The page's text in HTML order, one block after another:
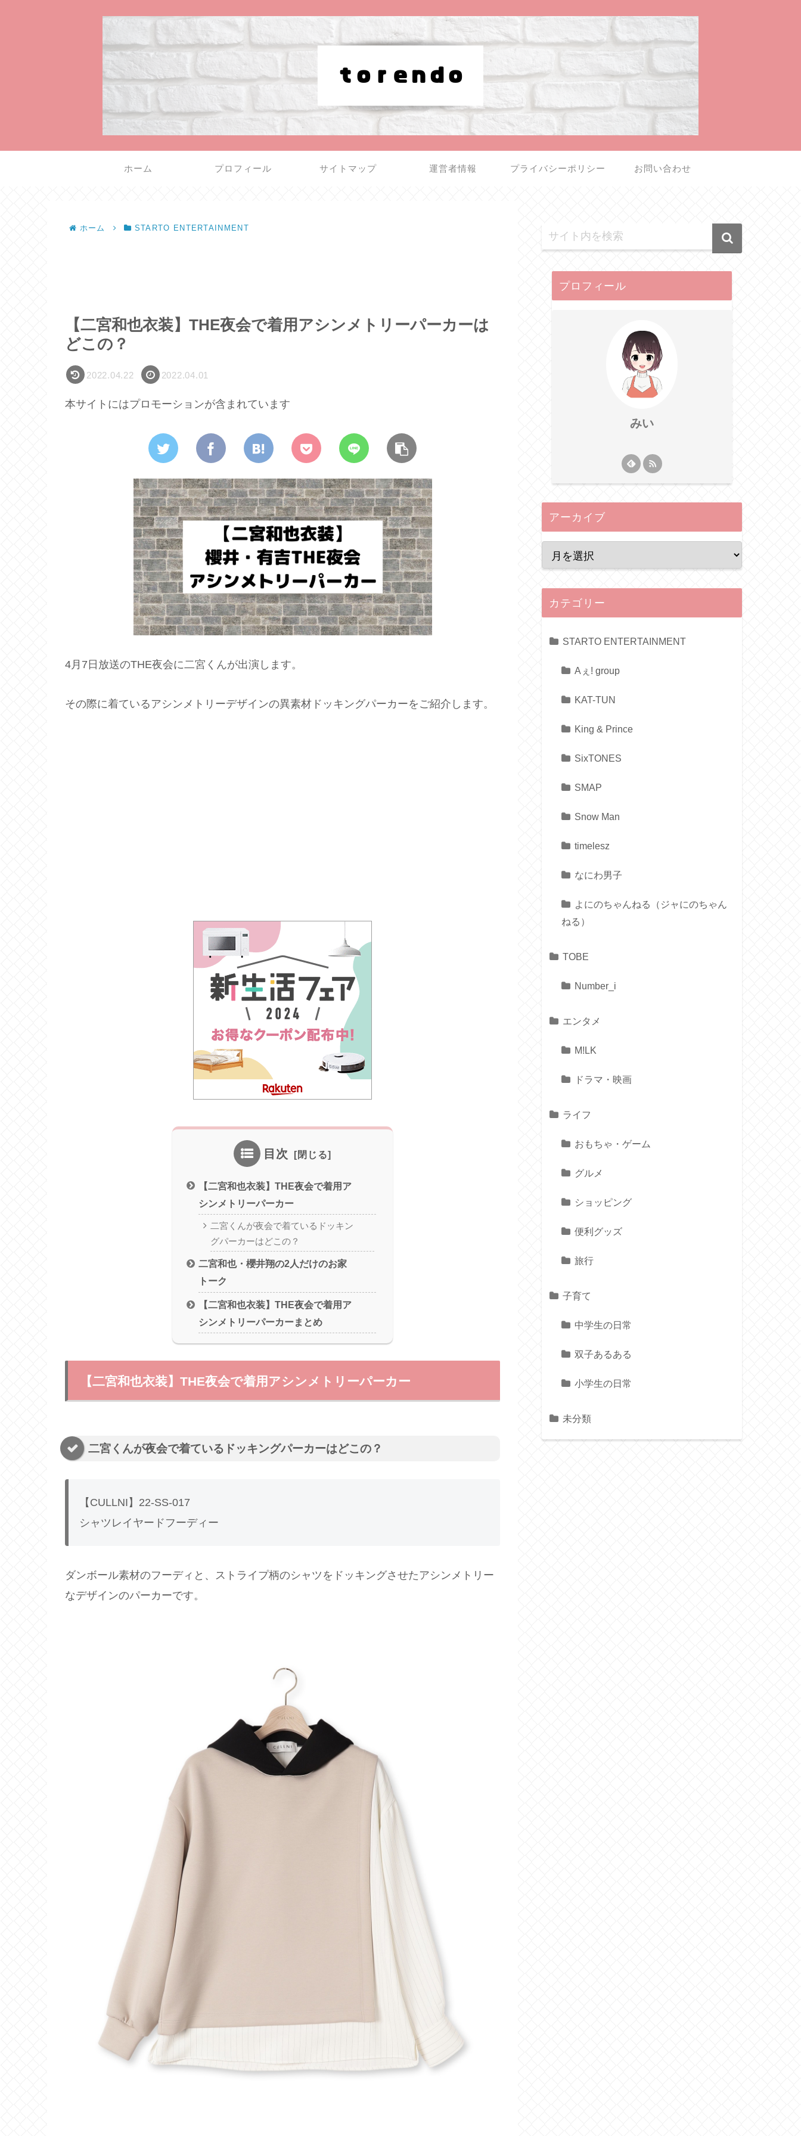
ホーム プロフィール サイトマップ 運営者情報 プライバシーポリシー お問い合わせ
ホーム STARTO ENTERTAINMENT
【二宮和也衣装】THE夜会で着用アシンメトリーパーカーは
どこの？
2022.04.22 2022.04.01
本サイトにはプロモーションが含まれています
4月7日放送のTHE夜会に二宮くんが出演します。
その際に着ているアシンメトリーデザインの異素材ドッキングパーカーをご紹介します。
目次
【二宮和也衣装】THE夜会で着用ア
シンメトリーパーカー
二宮くんが夜会で着ているドッキン
グパーカーはどこの？
二宮和也・櫻井翔の2人だけのお家
トーク
【二宮和也衣装】THE夜会で着用ア
シンメトリーパーカーまとめ
【二宮和也衣装】THE夜会で着用アシンメトリーパーカー
二宮くんが夜会で着ているドッキングパーカーはどこの？
【CULLNI】22-SS-017
シャツレイヤードフーディー
ダンボール素材のフーディと、ストライプ柄のシャツをドッキングさせたアシンメトリー
なデザインのパーカーです。
プロフィール
みい
アーカイブ
カテゴリー
STARTO ENTERTAINMENT
Aぇ! group
KAT-TUN
King & Prince
SixTONES
SMAP
Snow Man
timelesz
なにわ男子
よにのちゃんねる（ジャにのちゃん
ねる）
TOBE
Number_i
エンタメ
M!LK
ドラマ・映画
ライフ
おもちゃ・ゲーム
グルメ
ショッピング
便利グッズ
旅行
子育て
中学生の日常
双子あるある
小学生の日常
未分類